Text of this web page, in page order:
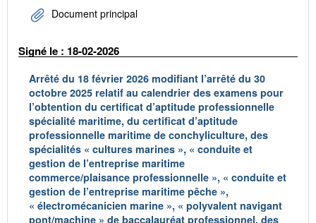
Document principal
Signé le : 18-02-2026
Arrêté du 18 février 2026 modifiant l’arrêté du 30
octobre 2025 relatif au calendrier des examens pour
l’obtention du certificat d’aptitude professionnelle
spécialité maritime, du certificat d’aptitude
professionnelle maritime de conchyliculture, des
spécialités « cultures marines », « conduite et
gestion de l’entreprise maritime
commerce/plaisance professionnelle », « conduite et
gestion de l’entreprise maritime pêche »,
« électromécanicien marine », « polyvalent navigant
pont/machine » de baccalauréat professionnel, des